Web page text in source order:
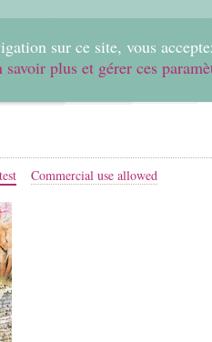
sur ce site, vous
savoir plus et gérer ces
Commercial use allowed